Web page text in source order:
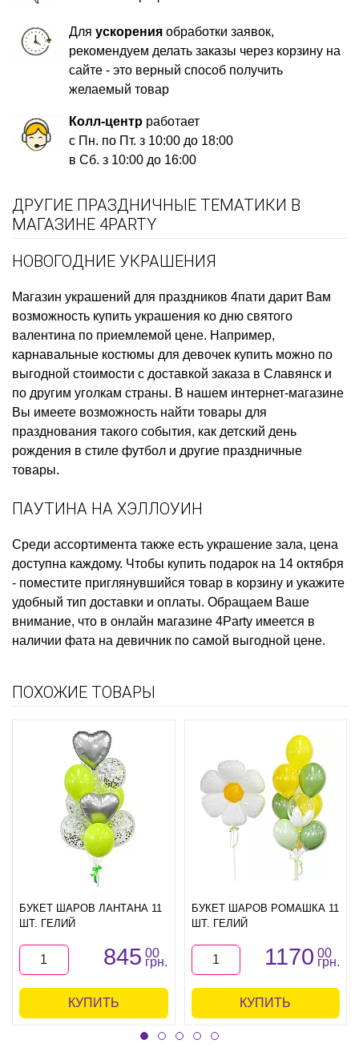
Дляускорения обработки заявок,
рекомендуем делать заказы через корзину на
сайте - это верный способ получить
желаемый товар
Колл-центр работает
с Пн. по Пт. з 10:00 до 18:00
в Сб. з 10:00 до 16:00
ДРУГИЕ ПРАЗДНИЧНЫЕ ТЕМАТИКИ В
МАГАЗИНЕ 4PARTY
НОВОГОДНИЕ УКРАШЕНИЯ
Магазин украшений для праздников 4пати дарит Вам
возможность купить украшения ко дню святого
валентина по приемлемой цене. Например,
карнавальные костюмы для девочек купить можно по
выгодной стоимости с доставкой заказа в Славянск и
по другим уголкам страны. В нашем интернет-магазине
Вы имеете возможность найти товары для
празднования такого события, как детский день
рождения в стиле футбол и другие праздничные
товары.
ПАУТИНА НА ХЭЛЛОУИН
Среди ассортимента также есть украшение зала, цена
доступна каждому. Чтобы купить подарок на 14 октября
- поместите приглянувшийся товар в корзину и укажите
удобный тип доставки и оплаты. Обращаем Ваше
внимание, что в онлайн магазине 4Party имеется в
наличии фата на девичник по самой выгодной цене.
ПОХОЖИЕ ТОВАРЫ
БУКЕТ ШАРОВ ЛАНТАНА 11
ШТ. ГЕЛИЙ
845 00
грн.
КУПИТЬ
БУКЕТ ШАРОВ РОМАШКА 11
ШТ. ГЕЛИЙ
1170 00
грн.
КУПИТЬ